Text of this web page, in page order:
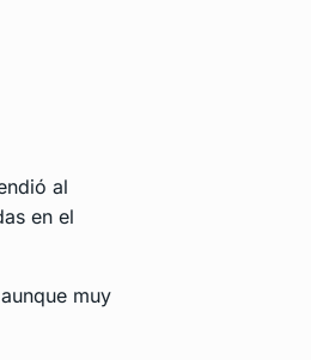
al
en el
muy